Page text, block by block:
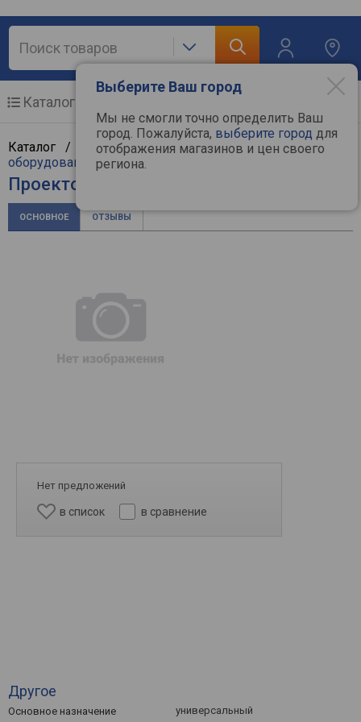
Выберите Ваш город
Мы не смогли точно определить Ваш
город. Пожалуйста, выберите город для
отображения магазинов и цен своего
региона.
Каталог
Каталог / ТВ и видеотехника/Проекционное
оборудование /Проекторы
Проектор NEC PE455WL
ОСНОВНОЕ ОТЗЫВЫ
Нет предложений
в список в сравнение
Другое
Основное назначение универсальный